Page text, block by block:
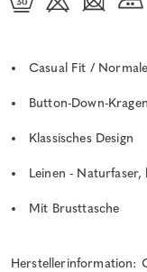
Casual Fit /
Button-Down-Kragen
Klassisches Design
Leinen -
Mit Brusttasche
Herstellerinformation: